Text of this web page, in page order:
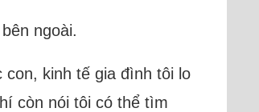
ngoài.
kinh tế gia đình tôi lo
còn nói tôi có thể tìm